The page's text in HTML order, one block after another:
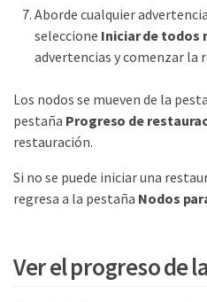
Aborde cualquier
seleccione Iniciar de todos
advertencias y comenzar la
Los nodos se mueven de la
pestaña Progreso de
restauración.
Si no se puede iniciar una
regresa a la pestaña Nodos
Ver el progreso de